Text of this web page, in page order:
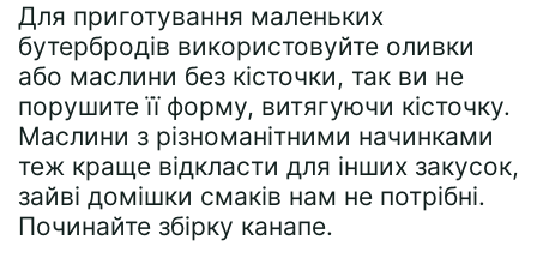
Для приготування маленьких
бутербродів використовуйте оливки
або маслини без кісточки, так ви не
порушите її форму, витягуючи кісточку.
Маслини з різноманітними начинками
теж краще відкласти для інших закусок,
зайві домішки смаків нам не потрібні.
Починайте збірку канапе.